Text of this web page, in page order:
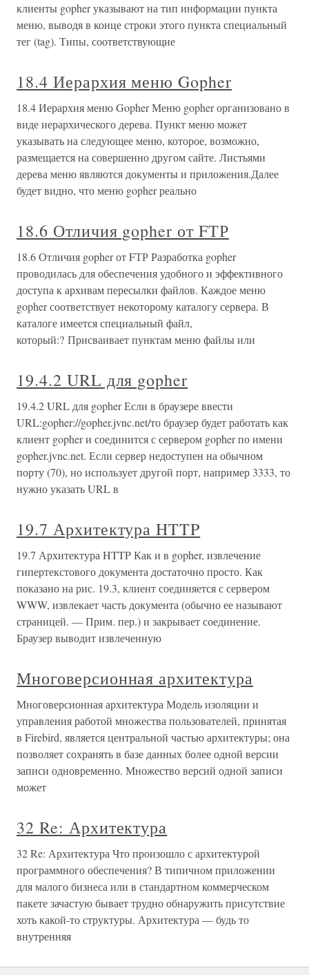
клиенты gopher указывают на тип информации пункта
меню, выводя в конце строки этого пункта специальный
тег (tag). Типы, соответствующие
18.4 Иерархия меню Gopher
18.4 Иерархия меню Gopher Меню gopher организовано в
виде иерархического дерева. Пункт меню может
указывать на следующее меню, которое, возможно,
размещается на совершенно другом сайте. Листьями
дерева меню являются документы и приложения.Далее
будет видно, что меню gopher реально
18.6 Отличия gopher от FТР
18.6 Отличия gopher от FТР Разработка gopher
проводилась для обеспечения удобного и эффективного
доступа к архивам пересылки файлов. Каждое меню
gopher соответствует некоторому каталогу сервера. В
каталоге имеется специальный файл,
который:? Присваивает пунктам меню файлы или
19.4.2 URL для gopher
19.4.2 URL для gopher Если в браузере ввести
URL:gopher://gopher.jvnc.net/то браузер будет работать как
клиент gopher и соединится с сервером gopher по имени
gopher.jvnc.net. Если сервер недоступен на обычном
порту (70), но использует другой порт, например 3333, то
нужно указать URL в
19.7 Архитектура HTTP
19.7 Архитектура HTTP Как и в gopher, извлечение
гипертекстового документа достаточно просто. Как
показано на рис. 19.3, клиент соединяется с сервером
WWW, извлекает часть документа (обычно ее называют
страницей. — Прим. пер.) и закрывает соединение.
Браузер выводит извлеченную
Многоверсионная архитектура
Многоверсионная архитектура Модель изоляции и
управления работой множества пользователей, принятая
в Firebird, является центральной частью архитектуры; она
позволяет сохранять в базе данных более одной версии
записи одновременно. Множество версий одной записи
может
32 Re: Архитектура
32 Re: Архитектура Что произошло с архитектурой
программного обеспечения? В типичном приложении
для малого бизнеса или в стандартном коммерческом
пакете зачастую бывает трудно обнаружить присутствие
хоть какой-то структуры. Архитектура — будь то
внутренняя